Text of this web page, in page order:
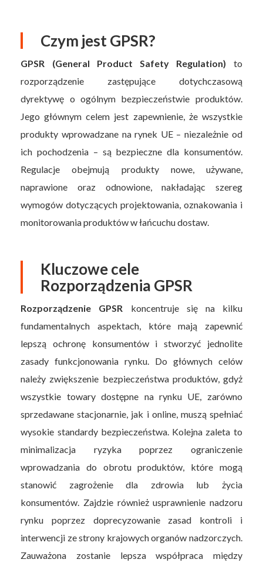
Czym jest GPSR?
GPSR (General Product Safety Regulation) to
rozporządzenie zastępujące dotychczasową
dyrektywę o ogólnym bezpieczeństwie produktów.
Jego głównym celem jest zapewnienie, że wszystkie
produkty wprowadzane na rynek UE – niezależnie od
ich pochodzenia – są bezpieczne dla konsumentów.
Regulacje obejmują produkty nowe, używane,
naprawione oraz odnowione, nakładając szereg
wymogów dotyczących projektowania, oznakowania i
monitorowania produktów w łańcuchu dostaw.
Kluczowe cele
Rozporządzenia GPSR
Rozporządzenie GPSR koncentruje się na kilku
fundamentalnych aspektach, które mają zapewnić
lepszą ochronę konsumentów i stworzyć jednolite
zasady funkcjonowania rynku. Do głównych celów
należy zwiększenie bezpieczeństwa produktów, gdyż
wszystkie towary dostępne na rynku UE, zarówno
sprzedawane stacjonarnie, jak i online, muszą spełniać
wysokie standardy bezpieczeństwa. Kolejna zaleta to
minimalizacja ryzyka poprzez ograniczenie
wprowadzania do obrotu produktów, które mogą
stanowić zagrożenie dla zdrowia lub życia
konsumentów. Zajdzie również usprawnienie nadzoru
rynku poprzez doprecyzowanie zasad kontroli i
interwencji ze strony krajowych organów nadzorczych.
Zauważona zostanie lepsza współpraca między